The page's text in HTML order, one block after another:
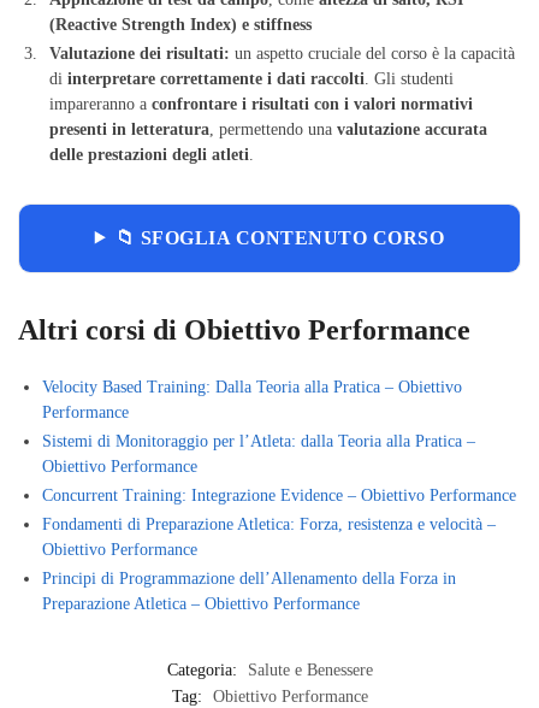
(Reactive Strength Index) e stiffness
Valutazione dei risultati: un aspetto cruciale del corso è la capacità
di interpretare correttamente i dati raccolti . Gli studenti
impareranno a confrontare i risultati con i valori normativi
presenti in letteratura , permettendo una valutazione accurata
delle prestazioni degli atleti
📁 SFOGLIA CONTENUTO CORSO
Altri corsi di Obiettivo Performance
Velocity Based Training: Dalla Teoria alla Pratica – Obiettivo
Performance
Sistemi di Monitoraggio per l’Atleta: dalla Teoria alla Pratica –
Obiettivo Performance
Concurrent Training: Integrazione Evidence – Obiettivo Performance
Fondamenti di Preparazione Atletica: Forza, resistenza e velocità –
Obiettivo Performance
Principi di Programmazione dell’Allenamento della Forza in
Preparazione Atletica – Obiettivo Performance
Categoria:
Salute e Benessere
Tag:
Obiettivo Performance